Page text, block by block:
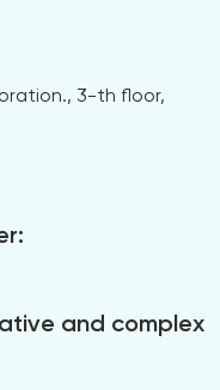
3-th floor,
and complex